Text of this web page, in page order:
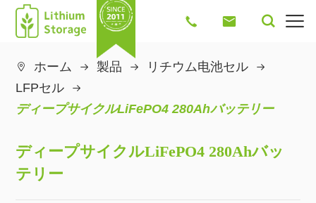
   
 ホーム 製品
リチウム电池セル
LFPセル
ディープサイクルLiFePO4 280Ahバッテリー
ディープサイクルLiFePO4 280Ahバッ
テリー